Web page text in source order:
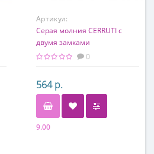
Артикул:
Серая молния CERRUTI c
двумя замками
0
564 р.
9.00